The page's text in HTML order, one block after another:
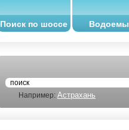
Поиск по шоссе Водоемы
Например: Астрахань